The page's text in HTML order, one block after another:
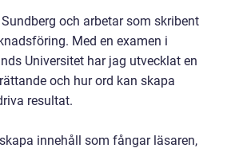
och arbetar som skribent
Med en examen i
Universitet har jag utvecklat en
och hur ord kan skapa
resultat.
innehåll som fångar läsaren,